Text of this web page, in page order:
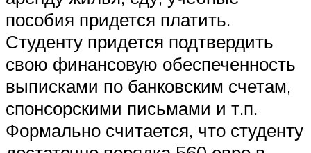
пособия придется платить.
Студенту придется подтвердить
свою финансовую обеспеченность
выписками по банковским счетам,
спонсорскими письмами и т.п.
Формально считается, что студенту